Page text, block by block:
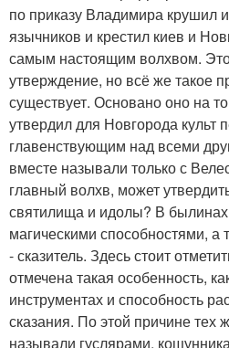
по приказу Владимира крушил
язычников и крестил киев и
самым настоящим волхвом.
утверждение, но всё же такое
существует. Основано оно на
утвердил для Новгорода культ
главенствующим над всеми
вместе называли только с
главный волхв, может
святилища и идолы? В
магическими способностями, а
- сказитель. Здесь стоит
отмечена такая особенность,
инструментах и способность
сказания. По этой причине тех
называли гуслярами,